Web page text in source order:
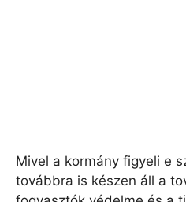
Mivel a kormány figyeli e
továbbra is készen áll a